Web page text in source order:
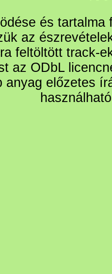
és
az
feltöltött track-
az ODbL
anyag előzetes